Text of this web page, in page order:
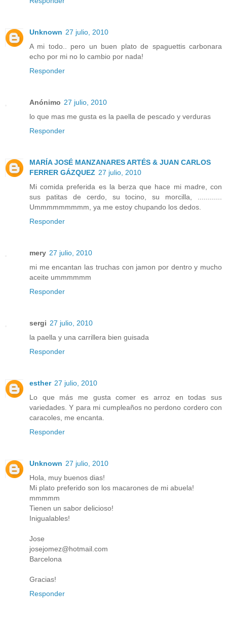
Unknown 27 julio, 2010
A mi todo.. pero un buen plato de spaguettis carbonara
echo por mi no lo cambio por nada!
Responder
Anónimo 27 julio, 2010
lo que mas me gusta es la paella de pescado y verduras
Responder
MARÍA JOSÉ MANZANARES ARTÉS & JUAN CARLOS
FERRER GÁZQUEZ 27 julio, 2010
Mi comida preferida es la berza que hace mi madre, con
sus patitas de cerdo, su tocino, su morcilla, ............
Ummmmmmmmm, ya me estoy chupando los dedos.
Responder
mery 27 julio, 2010
mi me encantan las truchas con jamon por dentro y mucho
aceite ummmmmm
Responder
sergi 27 julio, 2010
la paella y una carrillera bien guisada
Responder
esther 27 julio, 2010
Lo que más me gusta comer es arroz en todas sus
variedades. Y para mi cumpleaños no perdono cordero con
caracoles, me encanta.
Responder
Unknown 27 julio, 2010
Hola, muy buenos dias!
Mi plato preferido son los macarones de mi abuela!
mmmmm
Tienen un sabor delicioso!
Inigualables!
Jose
josejomez@hotmail.com
Barcelona
Gracias!
Responder